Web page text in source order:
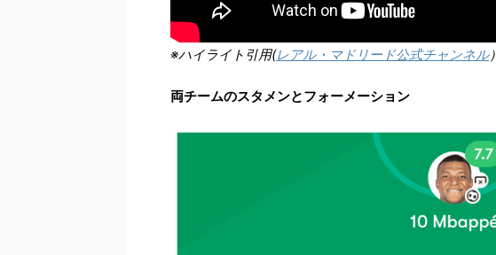
※ハイライト引用(レアル・マドリード公式チャンネル）
両チームのスタメンとフォーメーション